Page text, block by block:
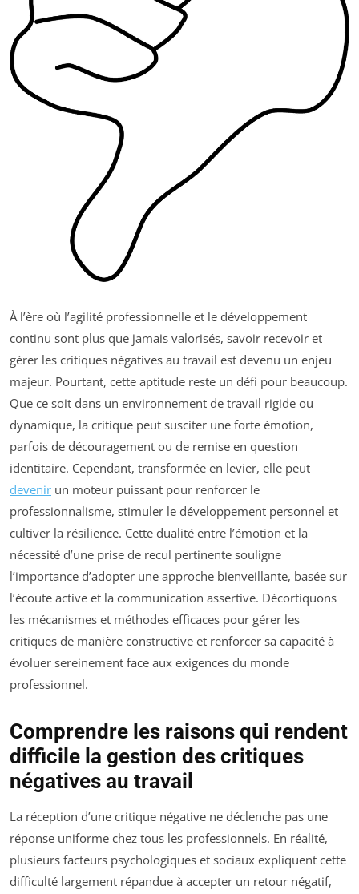
À l’ère où l’agilité professionnelle et le développement
continu sont plus que jamais valorisés, savoir recevoir et
gérer les critiques négatives au travail est devenu un enjeu
majeur. Pourtant, cette aptitude reste un défi pour beaucoup.
Que ce soit dans un environnement de travail rigide ou
dynamique, la critique peut susciter une forte émotion,
parfois de découragement ou de remise en question
identitaire. Cependant, transformée en levier, elle peut
devenir un moteur puissant pour renforcer le
professionnalisme, stimuler le développement personnel et
cultiver la résilience. Cette dualité entre l’émotion et la
nécessité d’une prise de recul pertinente souligne
l’importance d’adopter une approche bienveillante, basée sur
l’écoute active et la communication assertive. Décortiquons
les mécanismes et méthodes efficaces pour gérer les
critiques de manière constructive et renforcer sa capacité à
évoluer sereinement face aux exigences du monde
professionnel.
Comprendre les raisons qui rendent
difficile la gestion des critiques
négatives au travail
La réception d’une critique négative ne déclenche pas une
réponse uniforme chez tous les professionnels. En réalité,
plusieurs facteurs psychologiques et sociaux expliquent cette
difficulté largement répandue à accepter un retour négatif,